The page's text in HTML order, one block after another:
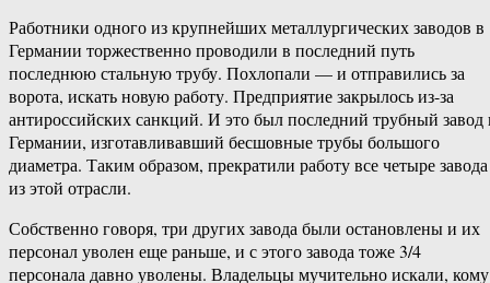
Работники одного из крупнейших металлургических заводов в
Германии торжественно проводили в последний путь
последнюю стальную трубу. Похлопали — и отправились за
ворота, искать новую работу. Предприятие закрылось из-за
антироссийских санкций. И это был последний трубный завод
Германии, изготавливавший бесшовные трубы большого
диаметра. Таким образом, прекратили работу все четыре завода
из этой отрасли.
Собственно говоря, три других завода были остановлены и их
персонал уволен еще раньше, и с этого завода тоже 3/4
персонала давно уволены. Владельцы мучительно искали, кому